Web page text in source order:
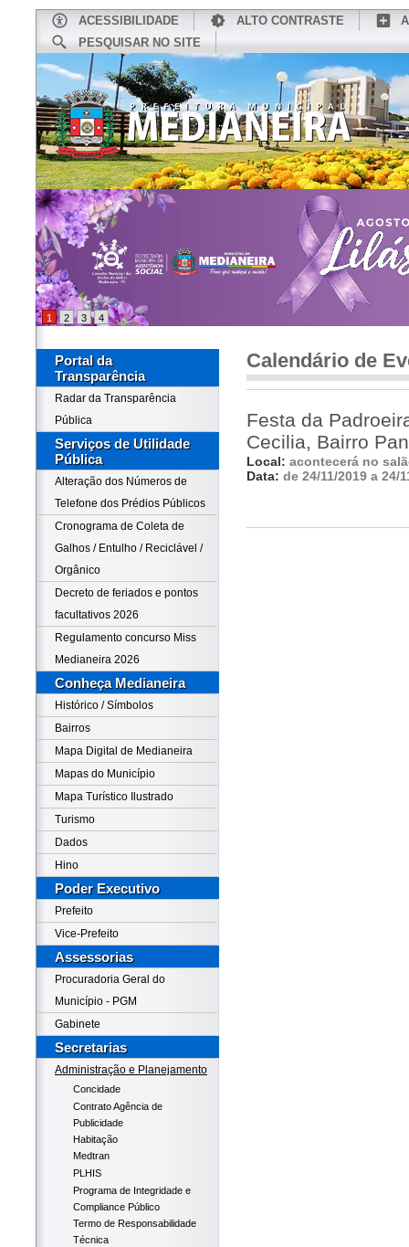
ACESSIBILIDADE ALTO CONTRASTE
PESQUISAR NO SITE
CONHEÇA MEDIANEIRA
1 2 3 4
Portal da
Transparência
Radar da Transparência
Pública
Serviços de Utilidade
Pública
Alteração dos Números de
Telefone dos Prédios Públicos
Cronograma de Coleta de
Galhos / Entulho / Reciclável /
Orgânico
Decreto de feriados e pontos
facultativos 2026
Regulamento concurso Miss
Medianeira 2026
Conheça Medianeira
Histórico / Símbolos
Bairros
Mapa Digital de Medianeira
Mapas do Município
Mapa Turístico Ilustrado
Turismo
Dados
Hino
Poder Executivo
Prefeito
Vice-Prefeito
Assessorias
Procuradoria Geral do
Município - PGM
Gabinete
Secretarias
Administração e Planejamento
Concidade
Contrato Agência de
Publicidade
Habitação
Medtran
PLHIS
Programa de Integridade e
Compliance Público
Termo de Responsabilidade
Técnica
Calendário de
Festa da
Cecilia, Bairro
Local: acontecerá no
Data: de 24/11/2019 a 24/